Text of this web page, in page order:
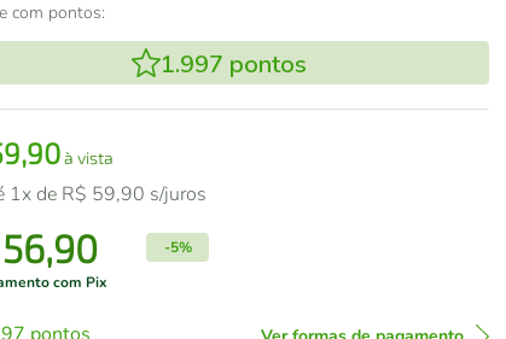
com pontos:
1.997 pontos
,90à vista
1x de R$ 59,90 s/juros
56,90 -5%
com Pix